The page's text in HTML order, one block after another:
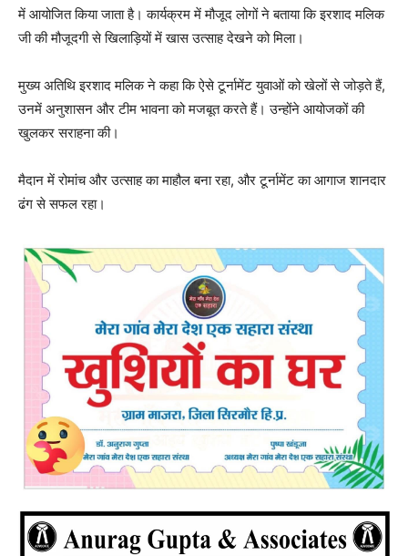
में आयोजित किया जाता है। कार्यक्रम में मौजूद लोगों ने बताया कि इरशाद मलिक
जी की मौजूदगी से खिलाड़ियों में खास उत्साह देखने को मिला।
मुख्य अतिथि इरशाद मलिक ने कहा कि ऐसे टूर्नामेंट युवाओं को खेलों से जोड़ते हैं,
उनमें अनुशासन और टीम भावना को मजबूत करते हैं। उन्होंने आयोजकों की
खुलकर सराहना की।
मैदान में रोमांच और उत्साह का माहौल बना रहा, और टूर्नामेंट का आगाज शानदार
ढंग से सफल रहा।